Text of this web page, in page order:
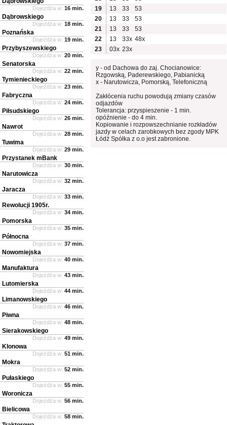
19
13 33
53
20
13 33
53
21
13 33
53
22
13 33x 48x
23
03x 23x
y - od Dachowa do zaj. Chocianowice:
Rzgowską, Paderewskiego, Pabianicką
x - Narutowicza, Pomorską, Telefoniczną
Zakłócenia ruchu powodują zmiany czasów
odjazdów
Tolerancja: przyspieszenie - 1 min.
opóźnienie - do 4 min.
Kopiowanie i rozpowszechnianie rozkładów
jazdy w celach zarobkowych bez zgody MPK
Łódź Spółka z o.o jest zabronione.
Dojeżdża w: 16 min.
Dąbrowskiego
Dojeżdża w: 18 min.
Poznańska
Dojeżdża w: 19 min.
Przybyszewskiego
Dojeżdża w: 20 min.
Senatorska
Dojeżdża w: 22 min.
Tymienieckiego
Dojeżdża w: 23 min.
Fabryczna
Dojeżdża w: 24 min.
Piłsudskiego
Dojeżdża w: 26 min.
Nawrot
Dojeżdża w: 28 min.
Tuwima
Dojeżdża w: 29 min.
Przystanek mBank
Dojeżdża w: 30 min.
Narutowicza
Dojeżdża w: 32 min.
Jaracza
Dojeżdża w: 33 min.
Rewolucji 1905r.
Dojeżdża w: 34 min.
Pomorska
Dojeżdża w: 35 min.
Północna
Dojeżdża w: 37 min.
Nowomiejska
Dojeżdża w: 40 min.
Manufaktura
Dojeżdża w: 43 min.
Lutomierska
Dojeżdża w: 44 min.
Limanowskiego
Dojeżdża w: 46 min.
Piwna
Dojeżdża w: 48 min.
Sierakowskiego
Dojeżdża w: 49 min.
Klonowa
Dojeżdża w: 51 min.
Mokra
Dojeżdża w: 52 min.
Pułaskiego
Dojeżdża w: 55 min.
Woronicza
Dojeżdża w: 56 min.
Bielicowa
Dojeżdża w: 58 min.